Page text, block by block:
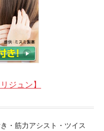
ジュン】
・筋力アシスト・ツイス